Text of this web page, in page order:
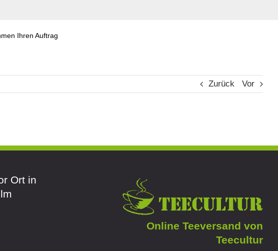
Ihren Auftrag
Zurück Vor
Ort in
Online Teeversand von
Teecultur